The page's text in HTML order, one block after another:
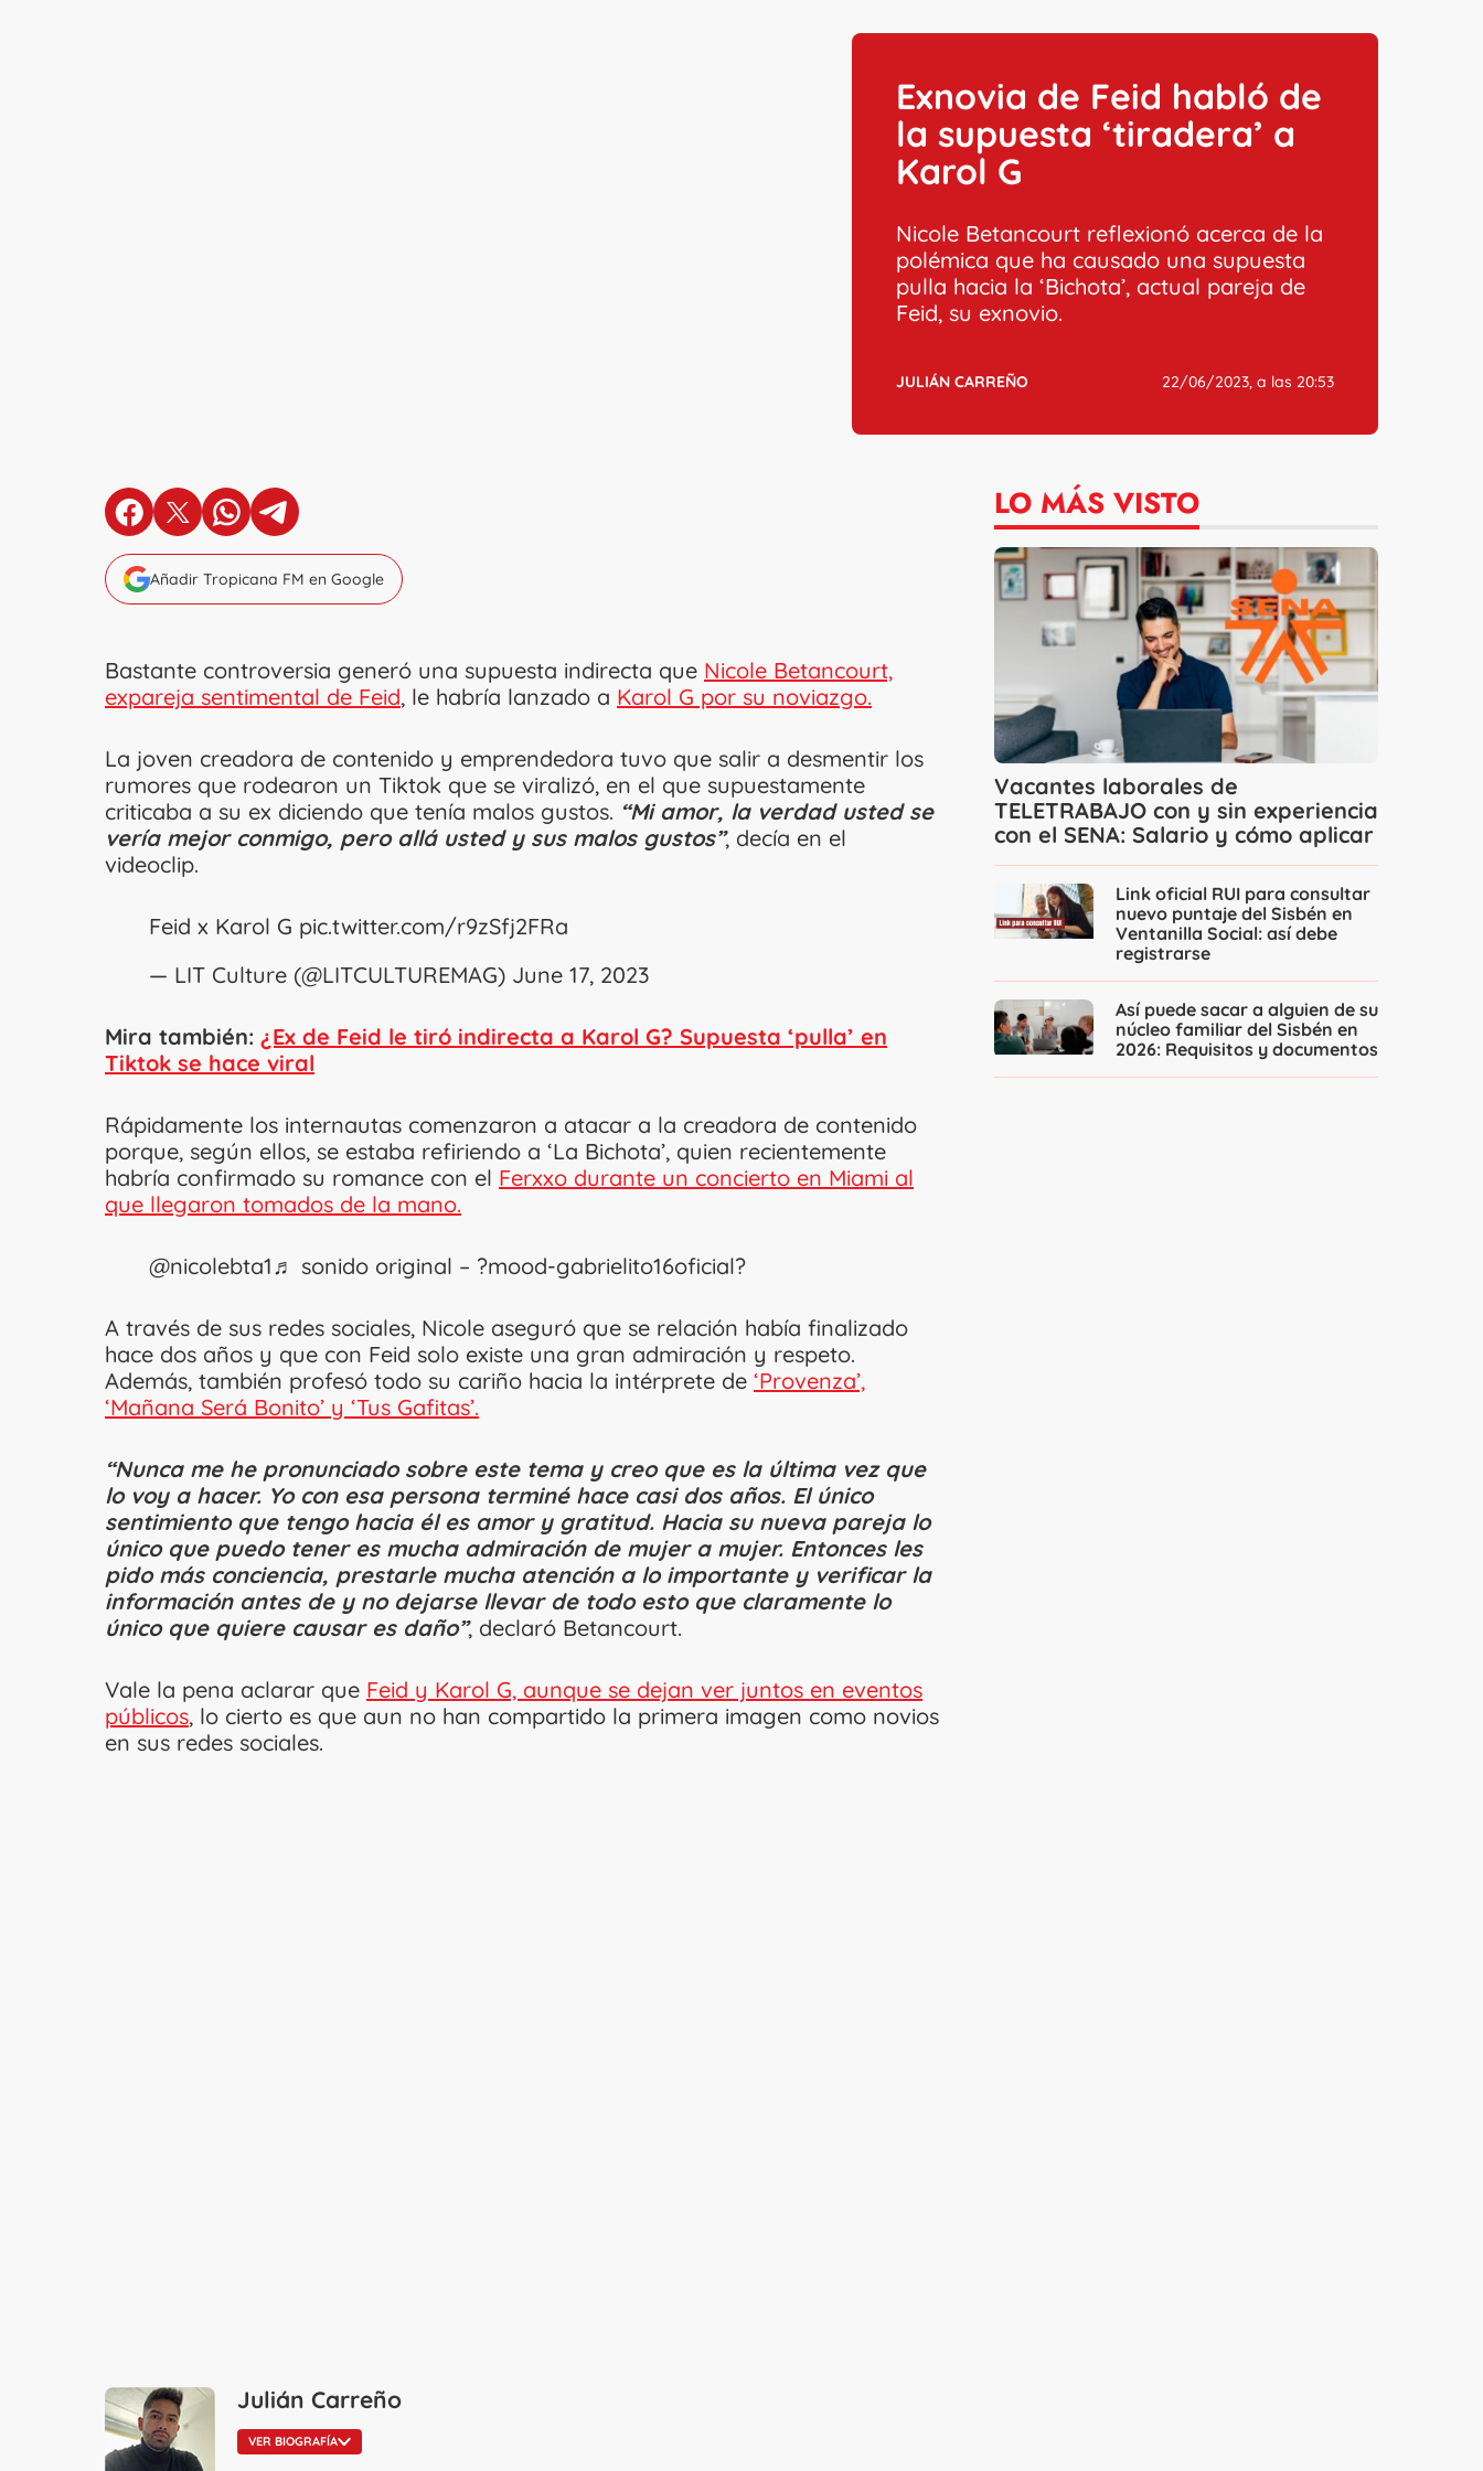
Exnovia de Feid habló de
la supuesta ‘tiradera’ a
Karol G
Nicole Betancourt reflexionó acerca de la
polémica que ha causado una supuesta
pulla hacia la ‘Bichota’, actual pareja de
Feid, su exnovio.
JULIÁN CARREÑO 22/06/2023, a las 20:53
en Facebook
en X en Whatsapp
en Telegram
Añadir Tropicana FM en Google
Bastante controversia generó una supuesta indirecta que Nicole Betancourt,
expareja sentimental de Feid, le habría lanzado a Karol G por su noviazgo.
La joven creadora de contenido y emprendedora tuvo que salir a desmentir los
rumores que rodearon un Tiktok que se viralizó, en el que supuestamente
criticaba a su ex diciendo que tenía malos gustos. “Mi amor, la verdad usted se
vería mejor conmigo, pero allá usted y sus malos gustos”, decía en el
videoclip.
Feid x Karol G pic.twitter.com/r9zSfj2FRa
— LIT Culture (@LITCULTUREMAG) June 17, 2023
Mira también: ¿Ex de Feid le tiró indirecta a Karol G? Supuesta ‘pulla’ en
Tiktok se hace viral
Rápidamente los internautas comenzaron a atacar a la creadora de contenido
porque, según ellos, se estaba refiriendo a ‘La Bichota’, quien recientemente
habría confirmado su romance con el Ferxxo durante un concierto en Miami al
que llegaron tomados de la mano.
@nicolebta1♬ sonido original – ?mood-gabrielito16oficial?
A través de sus redes sociales, Nicole aseguró que se relación había finalizado
hace dos años y que con Feid solo existe una gran admiración y respeto.
Además, también profesó todo su cariño hacia la intérprete de ‘Provenza’,
‘Mañana Será Bonito’ y ‘Tus Gafitas’.
“Nunca me he pronunciado sobre este tema y creo que es la última vez que
lo voy a hacer. Yo con esa persona terminé hace casi dos años. El único
sentimiento que tengo hacia él es amor y gratitud. Hacia su nueva pareja lo
único que puedo tener es mucha admiración de mujer a mujer. Entonces les
pido más conciencia, prestarle mucha atención a lo importante y verificar la
información antes de y no dejarse llevar de todo esto que claramente lo
único que quiere causar es daño”, declaró Betancourt.
Vale la pena aclarar que Feid y Karol G, aunque se dejan ver juntos en eventos
públicos, lo cierto es que aun no han compartido la primera imagen como novios
en sus redes sociales.
Julián Carreño
VER BIOGRAFÍA
LO MÁS VISTO
Vacantes laborales de
TELETRABAJO con y sin experiencia
con el SENA: Salario y cómo aplicar
Link oficial RUI para consultar
nuevo puntaje del Sisbén en
Ventanilla Social: así debe
registrarse
Así puede sacar a alguien de su
núcleo familiar del Sisbén en
2026: Requisitos y documentos